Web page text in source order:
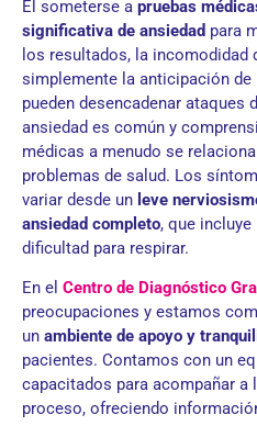
El someterse a pruebas
significativa de ansiedad para
los resultados, la incomodidad
simplemente la anticipación
pueden desencadenar ataques
ansiedad es común y
médicas a menudo se
problemas de salud. Los
variar desde un leve
ansiedad completo, que
dificultad para respirar.
En el Centro de Diagnóstico
preocupaciones y estamos
un ambiente de apoyo y
pacientes. Contamos con un
capacitados para acompañar a
proceso, ofreciendo